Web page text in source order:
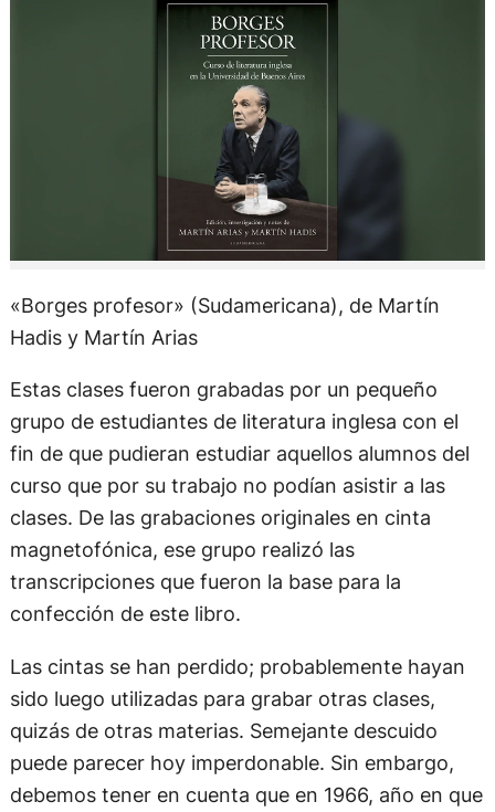
«Borges profesor» (Sudamericana), de Martín
Hadis y Martín Arias
Estas clases fueron grabadas por un pequeño
grupo de estudiantes de literatura inglesa con el
fin de que pudieran estudiar aquellos alumnos del
curso que por su trabajo no podían asistir a las
clases. De las grabaciones originales en cinta
magnetofónica, ese grupo realizó las
transcripciones que fueron la base para la
confección de este libro.
Las cintas se han perdido; probablemente hayan
sido luego utilizadas para grabar otras clases,
quizás de otras materias. Semejante descuido
puede parecer hoy imperdonable. Sin embargo,
debemos tener en cuenta que en 1966, año en que